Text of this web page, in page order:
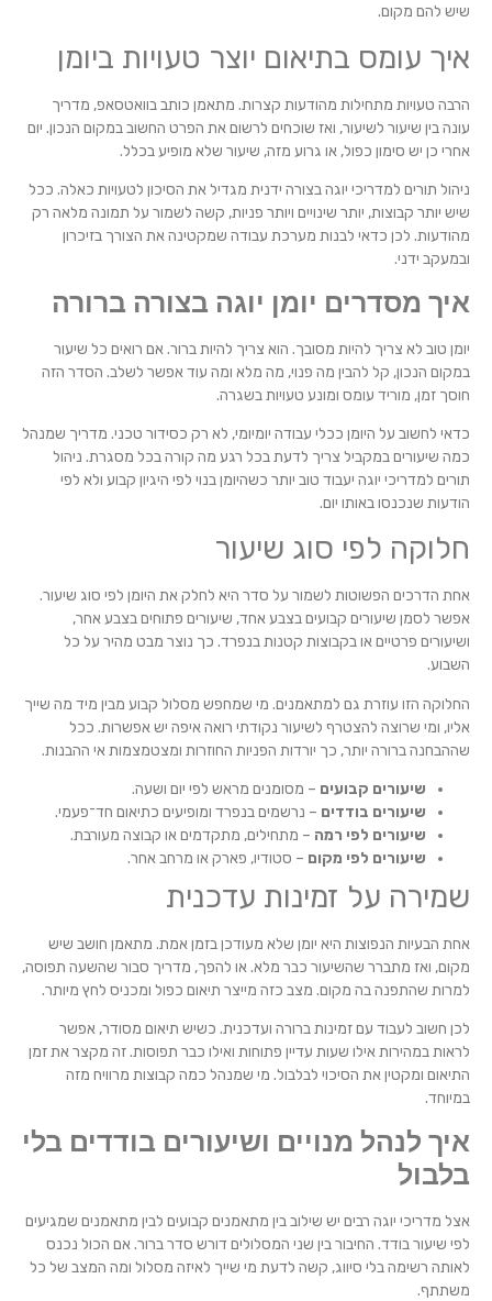
שיש להם מקום.
איך עומס בתיאום יוצר טעויות ביומן
הרבה טעויות מתחילות מהודעות קצרות. מתאמן כותב בוואטסאפ, מדריך
עונה בין שיעור לשיעור, ואז שוכחים לרשום את הפרט החשוב במקום הנכון. יום
אחרי כן יש סימון כפול, או גרוע מזה, שיעור שלא מופיע בכלל.
ניהול תורים למדריכי יוגה בצורה ידנית מגדיל את הסיכון לטעויות כאלה. ככל
שיש יותר קבוצות, יותר שינויים ויותר פניות, קשה לשמור על תמונה מלאה רק
מהודעות. לכן כדאי לבנות מערכת עבודה שמקטינה את הצורך בזיכרון
ובמעקב ידני.
איך מסדרים יומן יוגה בצורה ברורה
יומן טוב לא צריך להיות מסובך. הוא צריך להיות ברור. אם רואים כל שיעור
במקום הנכון, קל להבין מה פנוי, מה מלא ומה עוד אפשר לשלב. הסדר הזה
חוסך זמן, מוריד עומס ומונע טעויות בשגרה.
כדאי לחשוב על היומן ככלי עבודה יומיומי, לא רק כסידור טכני. מדריך שמנהל
כמה שיעורים במקביל צריך לדעת בכל רגע מה קורה בכל מסגרת. ניהול
תורים למדריכי יוגה יעבוד טוב יותר כשהיומן בנוי לפי היגיון קבוע ולא לפי
הודעות שנכנסו באותו יום.
חלוקה לפי סוג שיעור
אחת הדרכים הפשוטות לשמור על סדר היא לחלק את היומן לפי סוג שיעור.
אפשר לסמן שיעורים קבועים בצבע אחד, שיעורים פתוחים בצבע אחר,
ושיעורים פרטיים או בקבוצות קטנות בנפרד. כך נוצר מבט מהיר על כל
השבוע.
החלוקה הזו עוזרת גם למתאמנים. מי שמחפש מסלול קבוע מבין מיד מה שייך
אליו, ומי שרוצה להצטרף לשיעור נקודתי רואה איפה יש אפשרות. ככל
שההבחנה ברורה יותר, כך יורדות הפניות החוזרות ומצטמצמות אי ההבנות.
שיעורים קבועים – מסומנים מראש לפי יום ושעה.
שיעורים בודדים – נרשמים בנפרד ומופיעים כתיאום חד־פעמי.
שיעורים לפי רמה – מתחילים, מתקדמים או קבוצה מעורבת.
שיעורים לפי מקום – סטודיו, פארק או מרחב אחר.
שמירה על זמינות עדכנית
אחת הבעיות הנפוצות היא יומן שלא מעודכן בזמן אמת. מתאמן חושב שיש
מקום, ואז מתברר שהשיעור כבר מלא. או להפך, מדריך סבור שהשעה תפוסה,
למרות שהתפנה בה מקום. מצב כזה מייצר תיאום כפול ומכניס לחץ מיותר.
לכן חשוב לעבוד עם זמינות ברורה ועדכנית. כשיש תיאום מסודר, אפשר
לראות במהירות אילו שעות עדיין פתוחות ואילו כבר תפוסות. זה מקצר את זמן
התיאום ומקטין את הסיכוי לבלבול. מי שמנהל כמה קבוצות מרוויח מזה
במיוחד.
איך לנהל מנויים ושיעורים בודדים בלי
בלבול
אצל מדריכי יוגה רבים יש שילוב בין מתאמנים קבועים לבין מתאמנים שמגיעים
לפי שיעור בודד. החיבור בין שני המסלולים דורש סדר ברור. אם הכול נכנס
לאותה רשימה בלי סיווג, קשה לדעת מי שייך לאיזה מסלול ומה המצב של כל
משתתף.